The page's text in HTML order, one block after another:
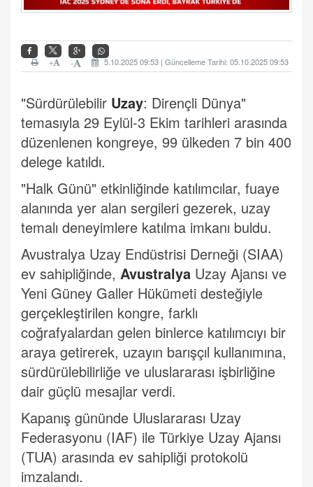
5.10.2025 09:53 | Güncelleme Tarihi: 05.10.2025 09:53
-
+
"Sürdürülebilir Uzay: Dirençli Dünya"
temasıyla 29 Eylül-3 Ekim tarihleri arasında
düzenlenen kongreye, 99 ülkeden 7 bin 400
delege katıldı.
"Halk Günü" etkinliğinde katılımcılar, fuaye
alanında yer alan sergileri gezerek, uzay
temalı deneyimlere katılma imkanı buldu.
Avustralya Uzay Endüstrisi Derneği (SIAA)
ev sahipliğinde, Avustralya Uzay Ajansı ve
Yeni Güney Galler Hükümeti desteğiyle
gerçekleştirilen kongre, farklı
coğrafyalardan gelen binlerce katılımcıyı bir
araya getirerek, uzayın barışçıl kullanımına,
sürdürülebilirliğe ve uluslararası işbirliğine
dair güçlü mesajlar verdi.
Kapanış gününde Uluslararası Uzay
Federasyonu (IAF) ile Türkiye Uzay Ajansı
(TUA) arasında ev sahipliği protokolü
imzalandı.